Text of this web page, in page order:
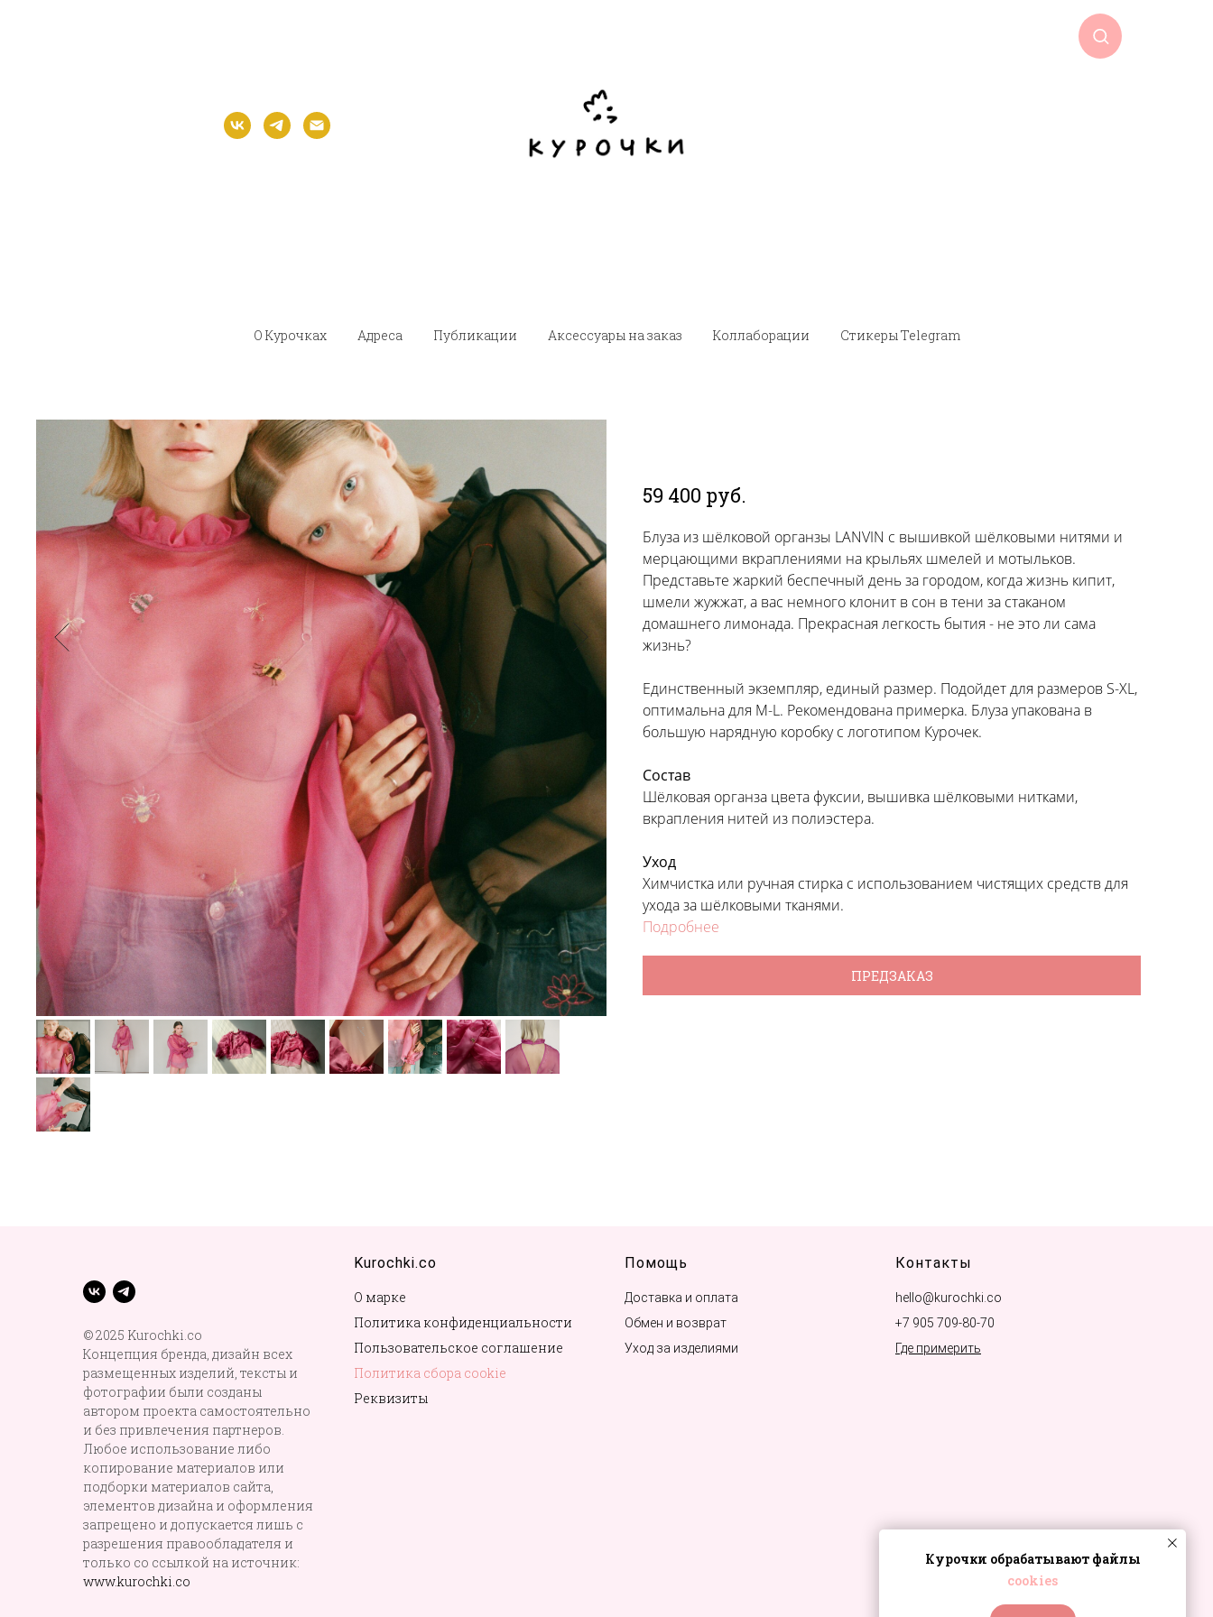
О Курочках Адреса Публикации Аксессуары на заказ Коллаборации Стикеры Telegram
59 400 руб.
Блуза из шёлковой органзы LANVIN с вышивкой шёлковыми нитями и
мерцающими вкраплениями на крыльях шмелей и мотыльков.
Представьте жаркий беспечный день за городом, когда жизнь кипит,
шмели жужжат, а вас немного клонит в сон в тени за стаканом
домашнего лимонада. Прекрасная легкость бытия - не это ли сама
жизнь?
Единственный экземпляр, единый размер. Подойдет для размеров S-ХL,
оптимальна для M-L. Рекомендована примерка. Блуза упакована в
большую нарядную коробку с логотипом Курочек.
Состав
Шёлковая органза цвета фуксии, вышивка шёлковыми нитками,
вкрапления нитей из полиэстера.
Уход
Химчистка или ручная стирка с использованием чистящих средств для
ухода за шёлковыми тканями.
Подробнее
ПРЕДЗАКАЗ
Курочки обрабатывают файлы
cookies
© 2025 Kurochki.co
Концепция бренда, дизайн всех
размещенных изделий, тексты и
фотографии были созданы
автором проекта самостоятельно
и без привлечения партнеров.
Любое использование либо
копирование материалов или
подборки материалов сайта,
элементов дизайна и оформления
запрещено и допускается лишь с
разрешения правообладателя и
только со ссылкой на источник:
www.kurochki.co
Kurochki.co
О марке
Политика конфиденциальности
Пользовательское соглашение
Политика сбора cookie
Реквизиты
Помощь
Доставка и оплата
Обмен и возврат
Уход за изделиями
Контакты
hello@kurochki.co
+7 905 709-80-70
Где примерить